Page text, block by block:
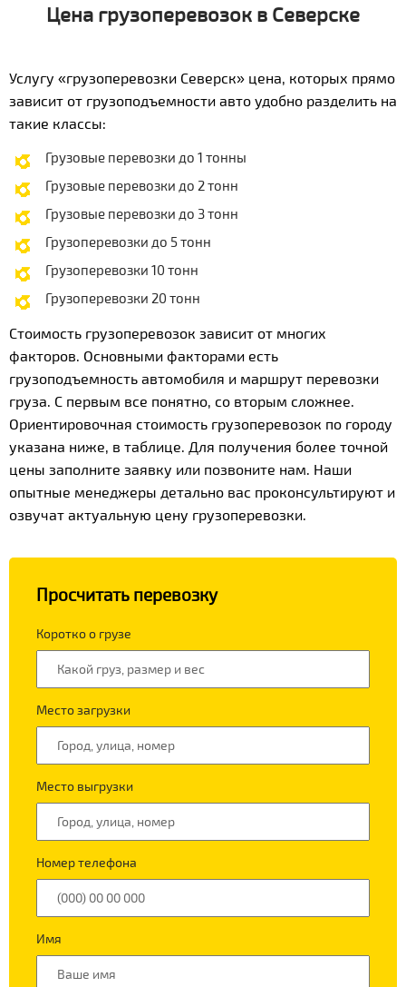
Цена грузоперевозок в Северске
Услугу «грузоперевозки Северск» цена, которых прямо
зависит от грузоподъемности авто удобно разделить на
такие классы:
Грузовые перевозки до 1 тонны
Грузовые перевозки до 2 тонн
Грузовые перевозки до 3 тонн
Грузоперевозки до 5 тонн
Грузоперевозки 10 тонн
Грузоперевозки 20 тонн
Стоимость грузоперевозок зависит от многих
факторов. Основными факторами есть
грузоподъемность автомобиля и маршрут перевозки
груза. С первым все понятно, со вторым сложнее.
Ориентировочная стоимость грузоперевозок по городу
указана ниже, в таблице. Для получения более точной
цены заполните заявку или позвоните нам. Наши
опытные менеджеры детально вас проконсультируют и
озвучат актуальную цену грузоперевозки.
Просчитать перевозку
Коротко о грузе
Место загрузки
Место выгрузки
Номер телефона
Имя